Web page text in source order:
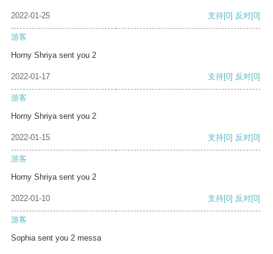
2022-01-25 支持[0] 反对[0]
游客
Horny Shriya sent you 2
2022-01-17 支持[0] 反对[0]
游客
Horny Shriya sent you 2
2022-01-15 支持[0] 反对[0]
游客
Horny Shriya sent you 2
2022-01-10 支持[0] 反对[0]
游客
Sophia sent you 2 messa